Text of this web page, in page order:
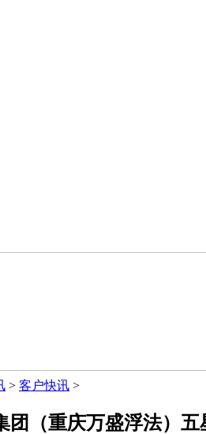
> 客户快讯 >
团（重庆万盛浮法）五